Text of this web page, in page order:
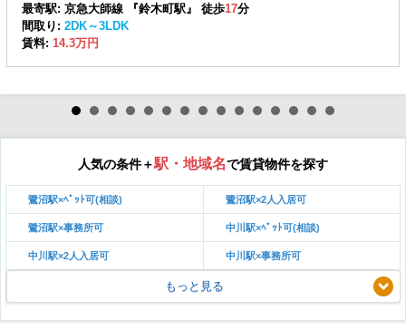
最寄駅: 京急大師線 『鈴木町駅』 徒歩17分
間取り: 2DK～3LDK
賃料: 14.3万円
人気の条件＋駅・地域名で賃貸物件を探す
鷺沼駅×ﾍﾟｯﾄ可(相談) 鷺沼駅×2人入居可
鷺沼駅×事務所可 中川駅×ﾍﾟｯﾄ可(相談)
中川駅×2人入居可 中川駅×事務所可
もっと見る